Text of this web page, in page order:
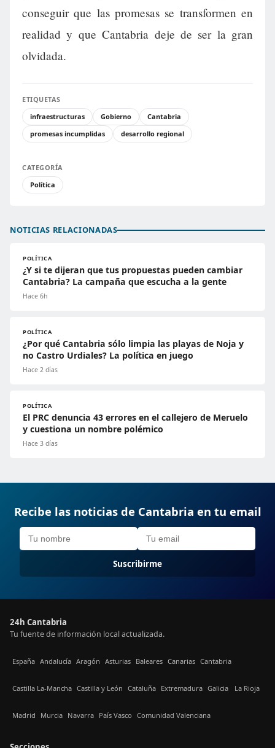
conseguir que las promesas se transformen en
realidad y que Cantabria deje de ser la gran
olvidada.
ETIQUETAS
infraestructuras
Gobierno
Cantabria
promesas incumplidas
desarrollo regional
CATEGORÍA
Política
NOTICIAS RELACIONADAS
POLÍTICA
¿Y si te dijeran que tus propuestas pueden cambiar
Cantabria? La campaña que escucha a la gente
Hace 6h
POLÍTICA
¿Por qué Cantabria sólo limpia las playas de Noja y
no Castro Urdiales? La política en juego
Hace 2 días
POLÍTICA
El PRC denuncia 43 errores en el callejero de Meruelo
y cuestiona un nombre polémico
Hace 3 días
Recibe las noticias de Cantabria en tu email
Suscribirme
24h Cantabria
Tu fuente de información local actualizada.
España Andalucía Aragón Asturias Baleares Canarias Cantabria
Castilla La-Mancha Castilla y León Cataluña Extremadura Galicia La Rioja
Madrid Murcia Navarra País Vasco Comunidad Valenciana